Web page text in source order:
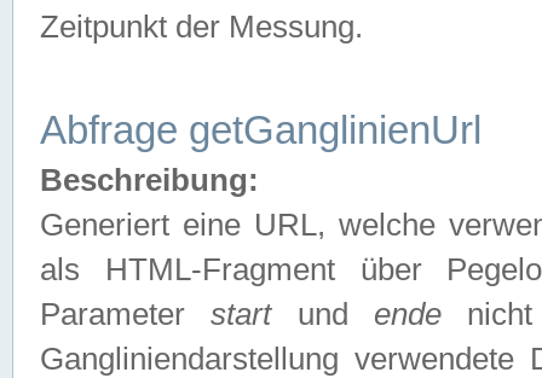
Zeitpunkt der Messung.
Abfrage getGanglinienUrl
Beschreibung:
Generiert eine URL, welche
als HTML-Fragment über
Parameterstartund endenicht
Gangliniendarstellung